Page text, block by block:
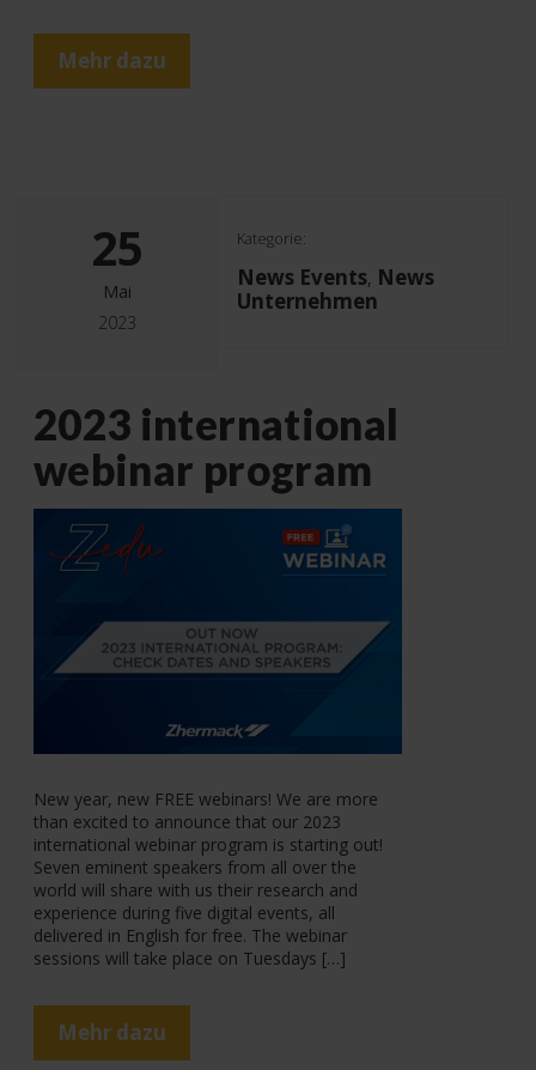
Mehr dazu
25
Mai
2023
Kategorie:
News Events, News
Unternehmen
2023 international
webinar program
New year, new FREE webinars! We are more
than excited to announce that our 2023
international webinar program is starting out!
Seven eminent speakers from all over the
world will share with us their research and
experience during five digital events, all
delivered in English for free. The webinar
sessions will take place on Tuesdays […]
Mehr dazu